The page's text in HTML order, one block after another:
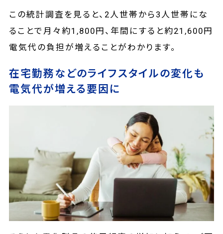
この統計調査を見ると、2人世帯から3人世帯にな
ることで月々約1,800円、年間にすると約21,600円
電気代の負担が増えることがわかります。
在宅勤務などのライフスタイルの変化も
電気代が増える要因に